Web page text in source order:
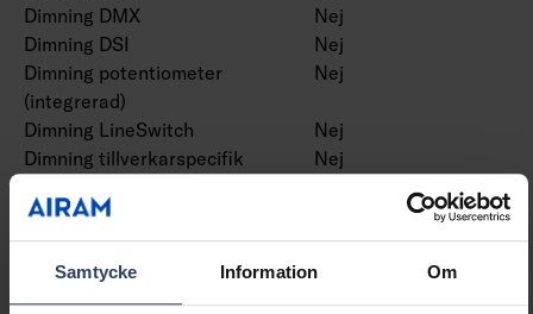
Samtycke Information Om
Dimning DMX
Nej
Dimning DSI
Nej
Dimning potentiometer
(integrerad)
Nej
Dimning LineSwitch
Nej
Dimning tillverkarspecifik
Nej
nätspänningsmodulering
Dimning bakkant (phase
cut-off)
Nej
Dimning framkant (phase